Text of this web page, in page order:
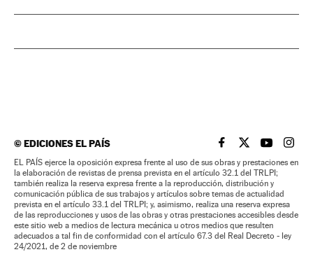
©EDICIONES EL PAÍS EL PAÍS BRASIL EN
EL PAÍSEL PAÍS
EL
EL PAÍS ejerce la oposición expresa frente al uso de sus obras y prestaciones en
la elaboración de revistas de prensa prevista en el artículo 32.1 del TRLPI;
también realiza la reserva expresa frente a la reproducción, distribución y
comunicación pública de sus trabajos y artículos sobre temas de actualidad
prevista en el artículo 33.1 del TRLPI; y, asimismo, realiza una reserva expresa
de las reproducciones y usos de las obras y otras prestaciones accesibles desde
este sitio web a medios de lectura mecánica u otros medios que resulten
adecuados a tal fin de conformidad con el artículo 67.3 del Real Decreto - ley
24/2021, de 2 de noviembre